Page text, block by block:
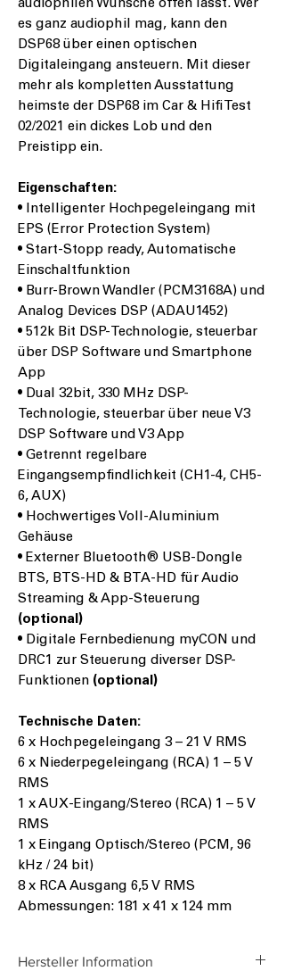
audiophilen Wünsche offen lässt. Wer
es ganz audiophil mag, kann den
DSP68 über einen optischen
Digitaleingang ansteuern. Mit dieser
mehr als kompletten Ausstattung
heimste der DSP68 im Car & Hifi Test
02/2021 ein dickes Lob und den
Preistipp ein.
Eigenschaften:
• Intelligenter Hochpegeleingang mit
EPS (Error Protection System)
• Start-Stopp ready, Automatische
Einschaltfunktion
• Burr-Brown Wandler (PCM3168A) und
Analog Devices DSP (ADAU1452)
• 512k Bit DSP-Technologie, steuerbar
über DSP Software und Smartphone
App
• Dual 32bit, 330 MHz DSP-
Technologie, steuerbar über neue V3
DSP Software und V3 App
• Getrennt regelbare
Eingangsempfindlichkeit (CH1-4, CH5-
6, AUX)
• Hochwertiges Voll-Aluminium
Gehäuse
• Externer Bluetooth® USB-Dongle
BTS, BTS-HD & BTA-HD für Audio
Streaming & App-Steuerung
(optional)
• Digitale Fernbedienung myCON und
DRC1 zur Steuerung diverser DSP-
Funktionen (optional)
Technische Daten:
6 x Hochpegeleingang 3 – 21 V RMS
6 x Niederpegeleingang (RCA) 1 – 5 V
RMS
1 x AUX-Eingang/Stereo (RCA) 1 – 5 V
RMS
1 x Eingang Optisch/Stereo (PCM, 96
kHz / 24 bit)
8 x RCA Ausgang 6,5 V RMS
Abmessungen: 181 x 41 x 124 mm
Hersteller Information